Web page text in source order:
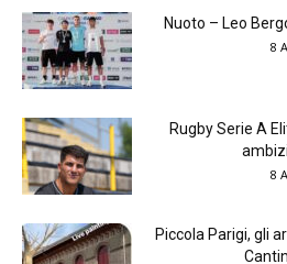
Nuoto – Leo
8
Rugby Serie A
8
Piccola Parigi, gli